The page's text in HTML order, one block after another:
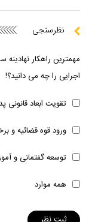
نظرسنجی
مهمترین راهکار نهادینه
اجرایی را چه می دانید؟!
تقویت ابعاد قانونی
ورود قوه قضائیه و
توسعه گفتمانی و
همه موارد